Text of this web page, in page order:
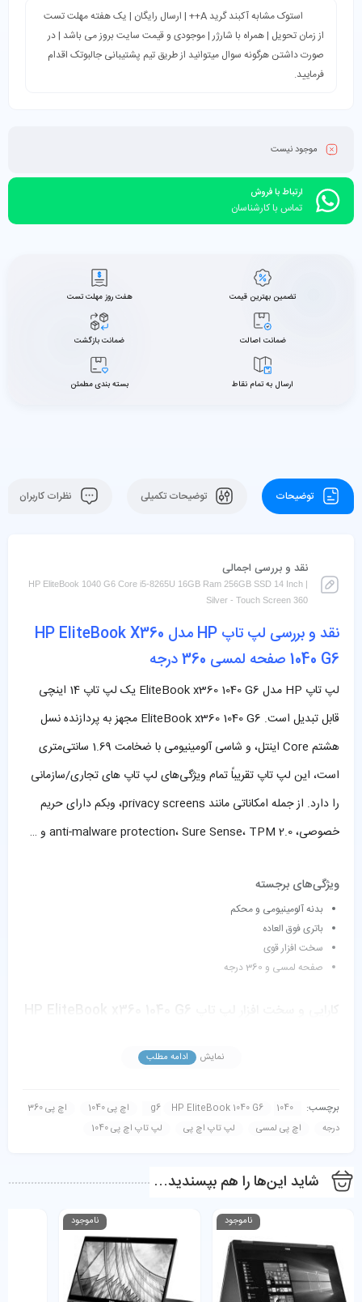
استوک مشابه آکبند گرید A++ | ارسال رایگان | یک هفته مهلت تست
از زمان تحویل | همراه با شارژر | موجودی و قیمت سایت بروز می باشد | در
صورت داشتن هرگونه سوال میتوانید از طریق تیم پشتیبانی جالبوتک اقدام
فرمایید.
موجود نیست
ارتباط با فروش
تماس با کارشناسان
تضمین بهترین قیمت هفت روز مهلت تست
ضمانت اصالت ضمانت بازگشت
ارسال به تمام نقاط بسته بندی مطمئن
توضیحات توضیحات تکمیلی نظرات کاربران
نقد و بررسی اجمالی
HP EliteBook 1040 G6 Core i5-8265U 16GB Ram 256GB SSD 14 Inch |
Silver - Touch Screen 360
نقد و بررسی لپ تاپ HP مدل HP EliteBook X360
1040 G6 صفحه لمسی 360 درجه
لپ تاپ HP مدل EliteBook x360 1040 G6 یک لپ تاپ 14 اینچی
قابل تبدیل است. EliteBook x360 1040 G6 مجهز به پردازنده نسل
هشتم Core اینتل، و شاسی آلومینیومی با ضخامت 1.69 سانتی‌متری
است، این لپ تاپ تقریباً تمام ویژگی‌های لپ تاپ های تجاری/سازمانی
را دارد. از جمله امکاناتی مانند privacy screens، وبکم دارای حریم
خصوصی، anti-malware protection، Sure Sense، TPM 2.0 و …
ویژگی‌های برجسته
بدنه آلومینیومی و محکم
باتری فوق العاده
سخت افزار قوی
صفحه لمسی و 360 درجه
حافظه DDR4-2666 و همچنین یک SSD تا 2 ترابایت تجهیز شود که
پورت ها و اتصالات
EliteBook x360 دارای پورت های مناسبی است. سمت چپ دارای یک
پورت USB 3.1، یک جک هدفون، دکمه پاور و یک اسلات قفل امنیتی
نمایش ادامه مطلب
برچسب: 1040 g6
HP EliteBook 1040 G6 اچ پی 1040
اچ پی 360
درجه
اچ پی لمسی لپ تاپ اچ پی لپ تاپ اچ پی 1040
شاید این‌ها را هم بپسندید…
ناموجود ناموجود